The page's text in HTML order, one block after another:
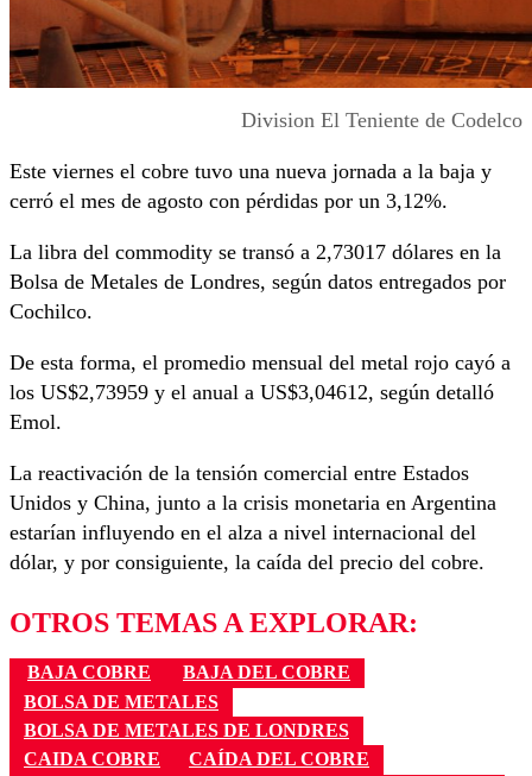
Division El Teniente de Codelco
Este viernes el cobre tuvo una nueva jornada a la baja y
cerró el mes de agosto con pérdidas por un 3,12%.
La libra del commodity se transó a 2,73017 dólares en la
Bolsa de Metales de Londres, según datos entregados por
Cochilco.
De esta forma, el promedio mensual del metal rojo cayó a
los US$2,73959 y el anual a US$3,04612, según detalló
Emol.
La reactivación de la tensión comercial entre Estados
Unidos y China, junto a la crisis monetaria en Argentina
estarían influyendo en el alza a nivel internacional del
dólar, y por consiguiente, la caída del precio del cobre.
OTROS TEMAS A EXPLORAR:
BAJA COBRE
BAJA DEL COBRE
BOLSA DE METALES
BOLSA DE METALES DE LONDRES
CAIDA COBRE
CAÍDA DEL COBRE